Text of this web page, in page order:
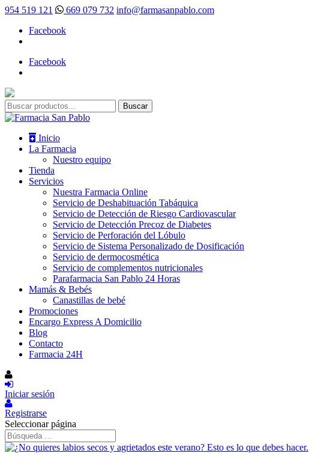
954 519 121 669 079 732 info@farmasanpablo.com
Facebook
Facebook
Inicio
La Farmacia
Nuestro equipo
Tienda
Servicios
Nuestra Farmacia Online
Servicio de Deshabituación Tabáquica
Servicio de Detección de Riesgo Cardiovascular
Servicio de Detección Precoz de Diabetes
Servicio de Perforación del Lóbulo
Servicio de Sistema Personalizado de Dosificación
Servicio de dermocosmética
Servicio de complementos nutricionales
Parafarmacia San Pablo 24 Horas
Mamás & Bebés
Canastillas de bebé
Promociones
Encargo Express A Domicilio
Blog
Contacto
Farmacia 24H
Iniciar sesión
Registrarse
Seleccionar página